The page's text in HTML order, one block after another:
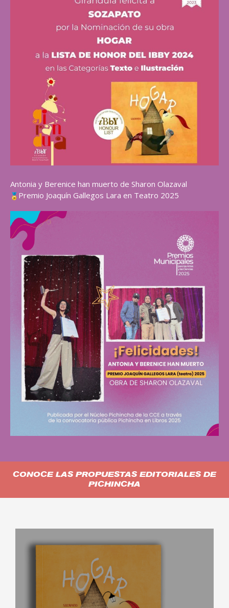
Antonia y Berenice han muerto de Sharon Olazaval
Premio Joaquín Gallegos Lara en Teatro 2025
CONOCE LAS PROPUESTAS EDITORIALES DE
PICHINCHA